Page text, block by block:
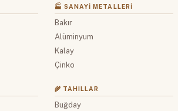
🏭 SANAYI METALLERI
Bakır
Alüminyum
Kalay
Çinko
🌾 TAHILLAR
Buğday